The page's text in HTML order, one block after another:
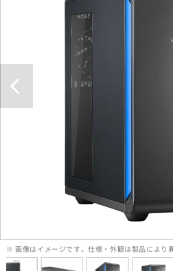
※ 画像はイメージです。仕様・外観は製品により